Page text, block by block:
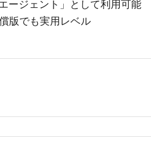
ージェント」として利用可能
版でも実用レベル